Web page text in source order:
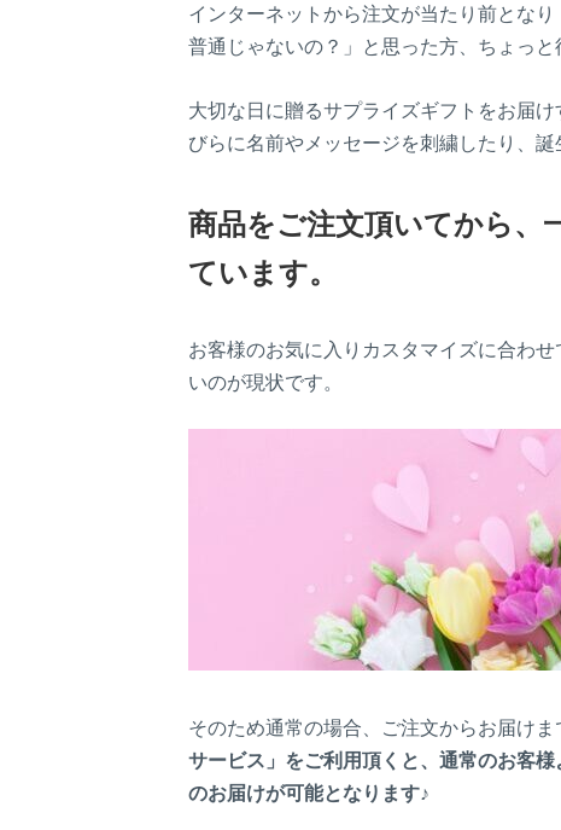
インターネットから注文が当たり前とな
普通じゃないの？」と思った方、ちょっと
大切な日に贈るサプライズギフトをお届
びらに名前やメッセージを刺繍したり、誕
商品をご注文頂いてから、
ています。
お客様のお気に入りカスタマイズに合わ
いのが現状です。
そのため通常の場合、ご注文からお届け
サービス」をご利用頂くと、通常のお客
のお届けが可能となります♪